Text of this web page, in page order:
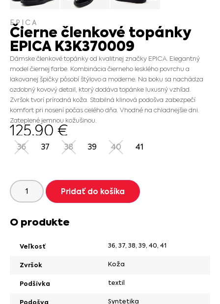
EPICA
Čierne členkové topánky
EPICA K3K370009
Dámske členkové topánky od kvalitnej značky EPICA. Elegantný
model čiernej farbe. Kombinácia čierneho lesklého povrchu a
lakovanej špičky pôsobí štýlovo a moderne. Na boku sa nachádza
ozdobný kovový detail, ktorý dodáva topánke luxusný vzhľad.
Zvršok tvorí prírodná koža. Stabilná klinová podošva zabezpečí
komfort pri nosení počas celého dňa. Vhodné na chladnejšie dni.
Zateplené jemnou kožušinou.
125.90 €
36 37 38 39 40 41
Pridať do košíka
O produkte
Veľkosť 36, 37, 38, 39, 40, 41
Zvršok Koža
Podšívka textil
Podošva Syntetika